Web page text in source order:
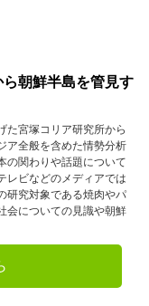
朝鮮半島を管見す
た宮塚コリア研究所から
ア全般を含めた情勢分析
の関わりや話題について
レビなどのメディアでは
研究対象である焼肉やパ
会についての見識や朝鮮